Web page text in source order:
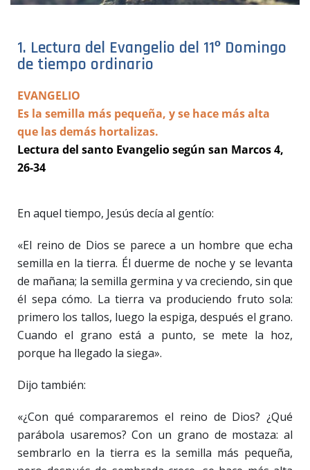
1. Lectura del Evangelio del 11º Domingo
de tiempo ordinario
EVANGELIO
Es la semilla más pequeña, y se hace más alta
que las demás hortalizas.
Lectura del santo Evangelio según san Marcos 4,
26-34
En aquel tiempo, Jesús decía al gentío:
«El reino de Dios se parece a un hombre que echa
semilla en la tierra. Él duerme de noche y se levanta
de mañana; la semilla germina y va creciendo, sin que
él sepa cómo. La tierra va produciendo fruto sola:
primero los tallos, luego la espiga, después el grano.
Cuando el grano está a punto, se mete la hoz,
porque ha llegado la siega».
Dijo también:
«¿Con qué compararemos el reino de Dios? ¿Qué
parábola usaremos? Con un grano de mostaza: al
sembrarlo en la tierra es la semilla más pequeña,